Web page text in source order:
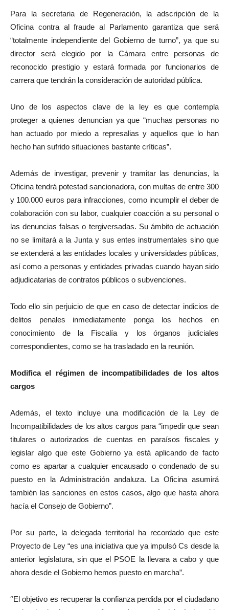
Para la secretaria de Regeneración, la adscripción de la
Oficina contra al fraude al Parlamento garantiza que será
“totalmente independientedel Gobierno de turno”, ya que su
director será elegido por la Cámara entre personas de
reconocido prestigio y estará formada por funcionarios de
carrera que tendrán la consideración de autoridad pública.
Uno de los aspectos clave de la ley es que contempla
proteger a quienes denuncian ya que “muchas personas no
han actuado por miedo a represalias y aquellos que lo han
hecho han sufrido situaciones bastante críticas”.
Además de investigar, prevenir y tramitar las denuncias, la
Oficina tendrá potestad sancionadora, con multas de entre 300
y 100.000 euros para infracciones, como incumplir el deber de
colaboración con su labor, cualquier coacción a su personal o
las denuncias falsaso tergiversadas. Su ámbito de actuación
no se limitará a la Junta y sus entes instrumentales sino que
se extenderá a las entidades locales y universidades públicas,
así como a personas y entidades privadas cuando hayansido
adjudicatarias de contratos públicos o subvenciones.
Todo ello sin perjuicio de que en caso de detectar indicios de
delitos penales inmediatamente ponga los hechos en
conocimiento de la Fiscalía y los órganos judiciales
correspondientes, como se ha trasladado en la reunión.
Modifica el régimen de incompatibilidades de los altos
cargos
Además, el texto incluye una modificación de la Ley de
Incompatibilidades de los altos cargos para “impedir que sean
titulares o autorizados de cuentas en paraísos fiscales y
legislar algo que este Gobierno ya está aplicando de facto
como es apartar a cualquier encausado o condenado de su
puesto en la Administración andaluza. La Oficina asumirá
también las sanciones en estos casos, algo que hasta ahora
hacía el Consejo de Gobierno”.
Por su parte, la delegada territorial ha recordado que este
Proyecto de Ley “es una iniciativa que ya impulsóCs desde la
anterior legislatura, sin que el PSOE la llevara a cabo yque
ahora desde el Gobierno hemos puesto en marcha”.
“El objetivo es recuperar la confianza perdida por el ciudadano